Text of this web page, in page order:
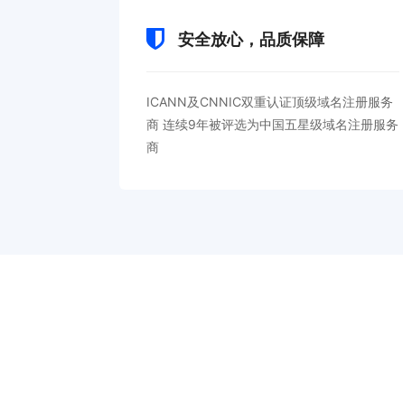
安全放心，品质保障
ICANN及CNNIC双重认证顶级域名注册服务
商 连续9年被评选为中国五星级域名注册服务
商